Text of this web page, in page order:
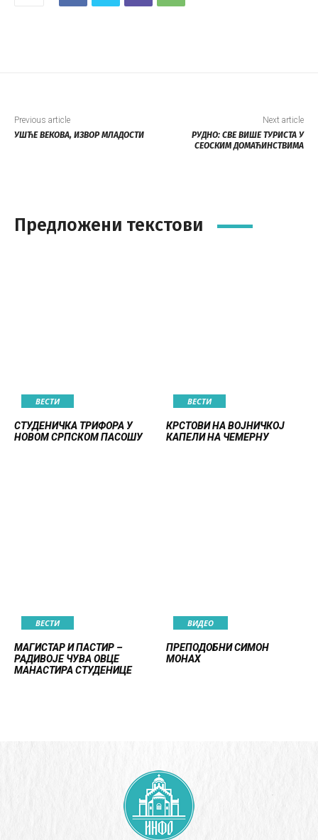
Previous article
УШЋЕ ВЕКОВА, ИЗВОР МЛАДОСТИ
Next article
РУДНО: СВЕ ВИШЕ ТУРИСТА У
СЕОСКИМ ДОМАЋИНСТВИМА
Предложени текстови
ВЕСТИ
СТУДЕНИЧКА ТРИФОРА У
НОВОМ СРПСКОМ ПАСОШУ
ВЕСТИ
КРСТОВИ НА ВОЈНИЧКОЈ
КАПЕЛИ НА ЧЕМЕРНУ
ВЕСТИ
МАГИСТАР И ПАСТИР –
РАДИВОЈЕ ЧУВА ОВЦЕ
МАНАСТИРА СТУДЕНИЦЕ
ВИДЕО
ПРЕПОДОБНИ СИМОН
МОНАХ